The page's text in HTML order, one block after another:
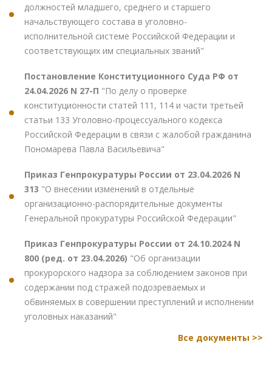
должностей младшего, среднего и старшего
начальствующего состава в уголовно-
исполнительной системе Российской Федерации и
соответствующих им специальных званий"
Постановление Конституционного Суда РФ от
24.04.2026 N 27-П "По делу о проверке
конституционности статей 111, 114 и части третьей
статьи 133 Уголовно-процессуального кодекса
Российской Федерации в связи с жалобой гражданина
Пономарева Павла Васильевича"
Приказ Генпрокуратуры России от 23.04.2026 N
313 "О внесении изменений в отдельные
организационно-распорядительные документы
Генеральной прокуратуры Российской Федерации"
Приказ Генпрокуратуры России от 24.10.2024 N
800 (ред. от 23.04.2026) "Об организации
прокурорского надзора за соблюдением законов при
содержании под стражей подозреваемых и
обвиняемых в совершении преступлений и исполнении
уголовных наказаний"
Все документы >>